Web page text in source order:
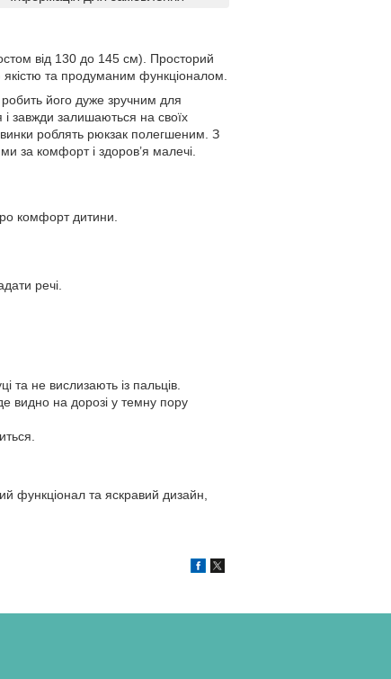
від 130 до 145 см). Просторий
та продуманим функціоналом.
його дуже зручним для
завжди залишаються на своїх
роблять рюкзак полегшеним. З
за комфорт і здоров’я малечі.
комфорт дитини.
речі.
не вислизають із пальців.
видно на дорозі у темну пору
функціонал та яскравий дизайн,